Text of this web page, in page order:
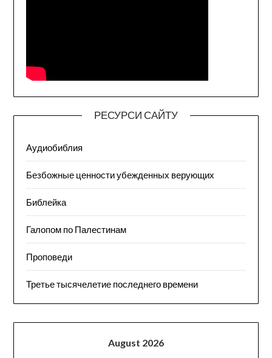
РЕСУРСИ САЙТУ
Аудиобиблия
Безбожные ценности убежденных верующих
Библейка
Галопом по Палестинам
Проповеди
Третье тысячелетие последнего времени
August 2026